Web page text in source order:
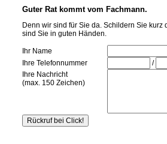
Guter Rat kommt vom Fachmann.
Denn wir sind für Sie da. Schildern Sie
sind Sie in guten Händen.
Ihr Name
Ihre Telefonnummer
/
Ihre Nachricht
(max. 150 Zeichen)